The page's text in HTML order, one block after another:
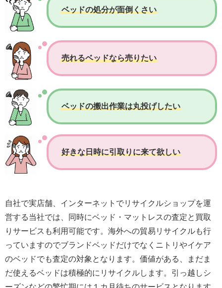
ベッドの処分が面倒くさい
売れるベッドなら売りたい
ベッドの搬出作業は丸投げしたい
好きな日時に引取りに来て欲しい
自社で実店舗、インターネットでリサイクルショップを運
営する当社では、同時にベッド・マットレスの査定と買取
りサービスも利用可能です。海外への貿易リサイクルも行
っていますのでブランドベッドだけでなくニトリやイケア
のベッドでも査定の対象となります。価値がある、まだま
だ使えるベッドは積極的にリサイクルします。引っ越しシ